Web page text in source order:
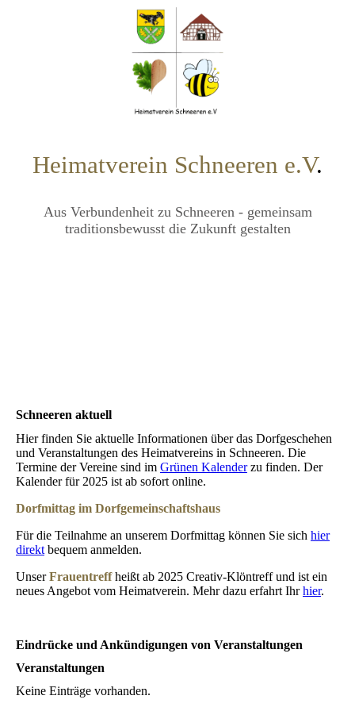
Heimatverein Schneeren e.V.
Aus Verbundenheit zu Schneeren - gemeinsam
traditionsbewusst die Zukunft gestalten
Schneeren aktuell
Hier finden Sie aktuelle Informationen über das Dorfgeschehen
und Veranstaltungen des Heimatvereins in Schneeren. Die
Termine der Vereine sind im Grünen Kalenderzu finden. Der
Kalender für 2025 ist ab sofort online.
Dorfmittag im Dorfgemeinschaftshaus
Für die Teilnahme an unserem Dorfmittag können Sie sich hier
direkt bequem anmelden.
Unser Frauentreffheißt ab 2025 Creativ-Klöntreff und ist ein
neues Angebot vom Heimatverein. Mehr dazu erfahrt Ihrhier.
Eindrücke und Ankündigungen von Veranstaltungen
Veranstaltungen
Keine Einträge vorhanden.